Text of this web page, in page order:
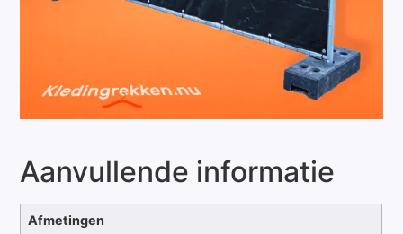
Aanvullende informatie
Afmetingen